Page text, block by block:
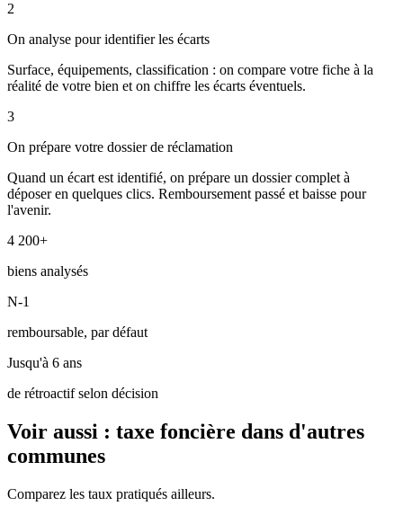
2
On analyse pour identifier les écarts
Surface, équipements, classification : on compare votre fiche à la
réalité de votre bien et on chiffre les écarts éventuels.
3
On prépare votre dossier de réclamation
Quand un écart est identifié, on prépare un dossier complet à
déposer en quelques clics. Remboursement passé et baisse pour
l'avenir.
4 200+
biens analysés
N-1
remboursable, par défaut
Jusqu'à 6 ans
de rétroactif selon décision
Voir aussi : taxe foncière dans d'autres
communes
Comparez les taux pratiqués ailleurs.